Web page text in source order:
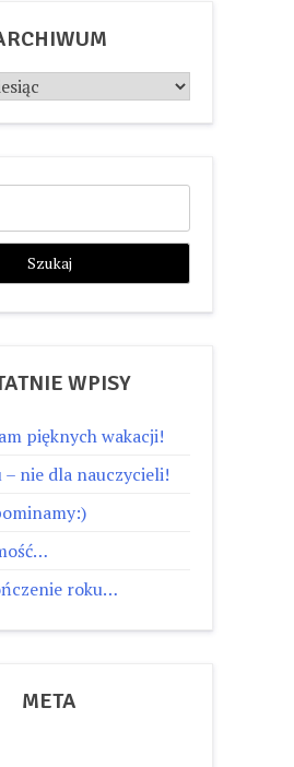
WPISY
pięknych wakacji!
nie dla nauczycieli!
roku…
META